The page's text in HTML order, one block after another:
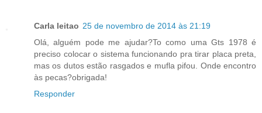
Carla leitao 25 de novembro de 2014 às 21:19
Olá, alguém pode me ajudar?To como uma Gts 1978 é
preciso colocar o sistema funcionando pra tirar placa preta,
mas os dutos estão rasgados e mufla pifou. Onde encontro
às pecas?obrigada!
Responder